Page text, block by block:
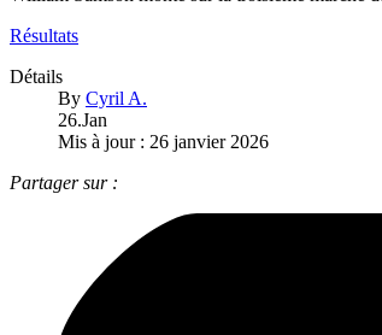
Résultats
Détails
By Cyril A.
26.Jan
Mis à jour : 26 janvier 2026
Partager sur :